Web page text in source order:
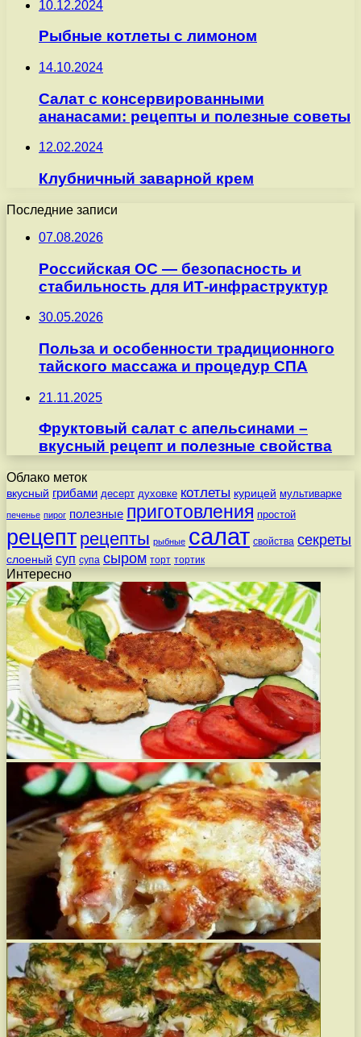
10.12.2024
Рыбные котлеты с лимоном
14.10.2024
Салат с консервированными
ананасами: рецепты и полезные советы
12.02.2024
Клубничный заварной крем
Последние записи
07.08.2026
Российская ОС — безопасность и
стабильность для ИТ-инфраструктур
30.05.2026
Польза и особенности традиционного
тайского массажа и процедур СПА
21.11.2025
Фруктовый салат с апельсинами –
вкусный рецепт и полезные свойства
Облако меток
вкусный грибами десерт духовке котлеты курицей мультиварке
печенье пирог полезные приготовления простой
рецепт рецепты рыбные салат свойства секреты
слоеный суп супа сыром торт тортик
Интересно